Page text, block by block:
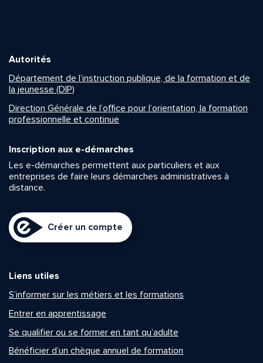
Autorités
Département de l’instruction publique, de la formation et de
la jeunesse (DIP)
Direction Générale de l’office pour l’orientation, la formation
professionnelle et continue
Inscription aux e-démarches
Les e-démarches permettent aux particuliers et aux
entreprises de faire leurs démarches administratives à
distance.
Créer un compte
Liens utiles
S’informer sur les métiers et les formations
Entrer en apprentissage
Se qualifier ou se former en tant qu’adulte
Bénéficier d’un chèque annuel de formation